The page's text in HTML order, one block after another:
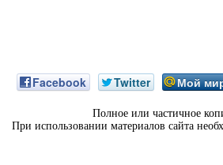
Facebook Twitter Мой
Полное или частичное
При использовании материалов сайта